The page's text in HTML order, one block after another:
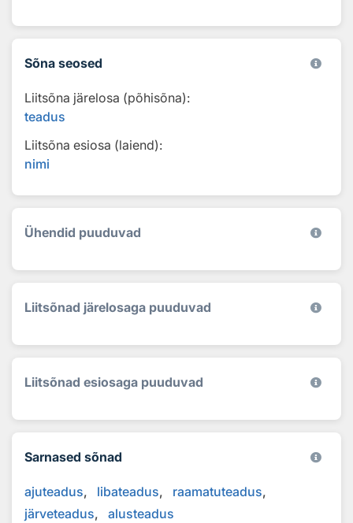
Sõna seosed
Liitsõna järelosa (põhisõna):
teadus
Liitsõna esiosa (laiend):
nimi
Ühendid puuduvad
Liitsõnad järelosaga puuduvad
Liitsõnad esiosaga puuduvad
Sarnased sõnad
ajuteadus libateadus
raamatuteadus
järveteadus
alusteadus